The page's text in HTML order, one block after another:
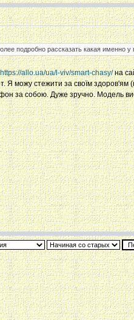
подробно рассказать какая именно
https://allo.ua/ua/l-viv/smart-chasy/на
можу стежити за своїм здоров'ям
за собою. Дуже зручно. Модель